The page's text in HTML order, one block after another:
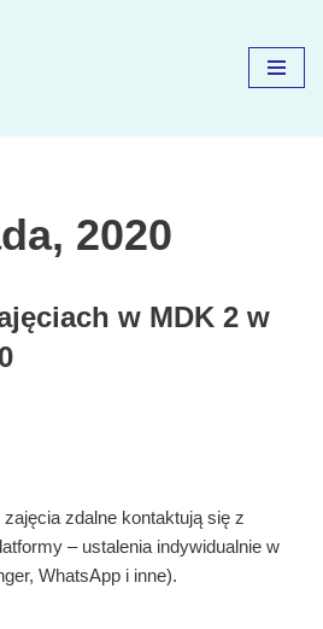
2020
w MDK 2 w
zdalne kontaktują się z
– ustalenia indywidualnie w
WhatsApp i inne).